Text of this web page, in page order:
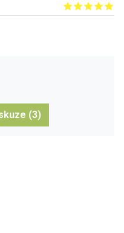
Give it 1/5
Give it 2/5
Give it 3/5
Give it 4/5
Give it 5/5
(3)